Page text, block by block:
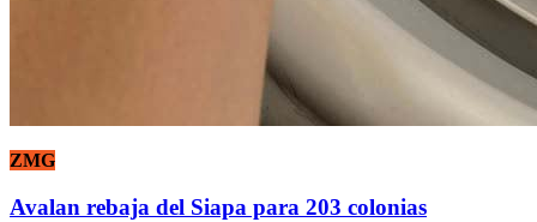
ZMG
Avalan rebaja del Siapa para 203 colonias